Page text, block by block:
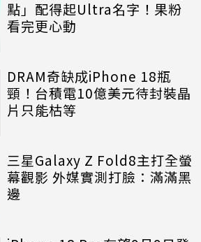
點」配得起Ultra名字！果粉
看完更心動
DRAM奇缺成iPhone 18瓶
頸！台積電10億美元待封裝晶
片只能枯等
三星Galaxy Z Fold8主打全螢
幕觀影 外媒實測打臉：滿滿黑
邊